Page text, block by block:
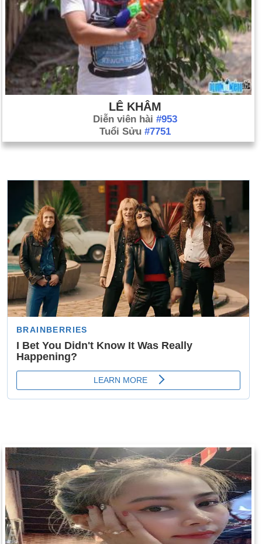
LÊ KHÂM
Diễn viên hài #953
Tuổi Sửu #7751